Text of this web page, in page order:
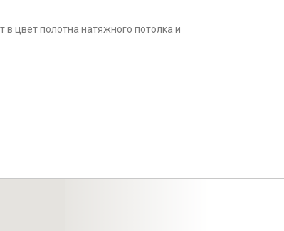
цвет полотна натяжного потолка и